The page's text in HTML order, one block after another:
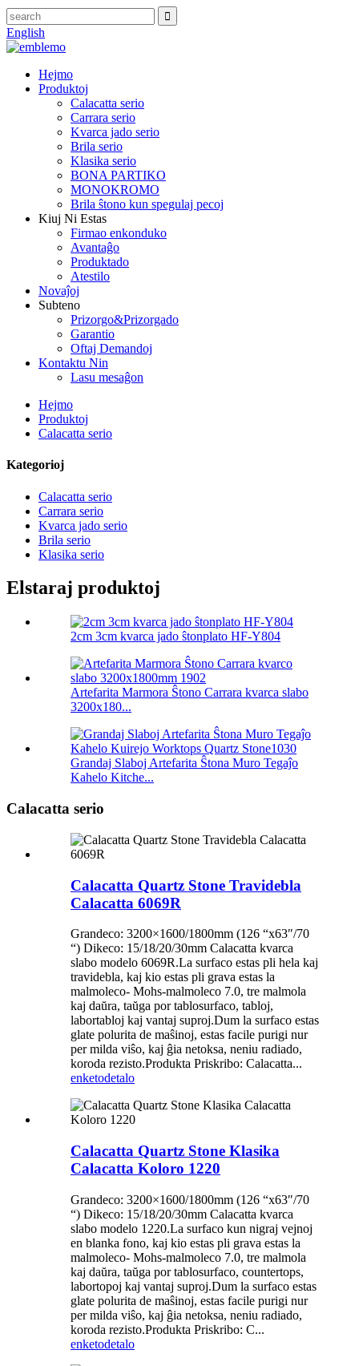
English
Hejmo
Produktoj
Calacatta serio
Carrara serio
Kvarca jado serio
Brila serio
Klasika serio
BONA PARTIKO
MONOKROMO
Brila ŝtono kun spegulaj pecoj
Kiuj Ni Estas
Firmao enkonduko
Avantaĝo
Produktado
Atestilo
Novaĵoj
Subteno
Prizorgo&Prizorgado
Garantio
Oftaj Demandoj
Kontaktu Nin
Lasu mesaĝon
Hejmo
Produktoj
Calacatta serio
Kategorioj
Calacatta serio
Carrara serio
Kvarca jado serio
Brila serio
Klasika serio
Elstaraj produktoj
2cm 3cm kvarca jado ŝtonplato HF-Y804
Artefarita Marmora Ŝtono Carrara kvarca slabo
3200x180...
Grandaj Slaboj Artefarita Ŝtona Muro Tegaĵo
Kahelo Kitche...
Calacatta serio
Calacatta Quartz Stone Travidebla
Calacatta 6069R
Grandeco: 3200×1600/1800mm (126 “x63″/70
“) Dikeco: 15/18/20/30mm Calacatta kvarca
slabo modelo 6069R.La surfaco estas pli hela kaj
travidebla, kaj kio estas pli grava estas la
malmoleco- Mohs-malmoleco 7.0, tre malmola
kaj daŭra, taŭga por tablosurfaco, tabloj,
labortabloj kaj vantaj suproj.Dum la surfaco estas
glate polurita de maŝinoj, estas facile purigi nur
per milda viŝo, kaj ĝia netoksa, neniu radiado,
koroda rezisto.Produkta Priskribo: Calacatta...
enketodetalo
Calacatta Quartz Stone Klasika
Calacatta Koloro 1220
Grandeco: 3200×1600/1800mm (126 “x63″/70
“) Dikeco: 15/18/20/30mm Calacatta kvarca
slabo modelo 1220.La surfaco kun nigraj vejnoj
en blanka fono, kaj kio estas pli grava estas la
malmoleco- Mohs-malmoleco 7.0, tre malmola
kaj daŭra, taŭga por tablosurfaco, countertops,
labortopoj kaj vantaj suproj.Dum la surfaco estas
glate polurita de maŝinoj, estas facile purigi nur
per milda viŝo, kaj ĝia netoksa, neniu radiado,
koroda rezisto.Produkta Priskribo: C...
enketodetalo